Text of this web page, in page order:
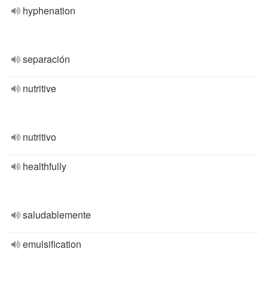
hyphenation
separación
nutritive
nutritivo
healthfully
saludablemente
emulsification